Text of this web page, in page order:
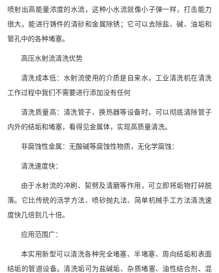
喷射出高能量浓度的水流，这种小水流就像小子弹一样，打击能力
很大。能进行铸件的清砂和金属除锈；它可以去除盐、碱、油垢和
管孔中的各种堵塞。
高压水射流清洗优势
清洗成本低：水射流使用的介质是自来水，工业清洗机在清洗
工作过程中我们不需要进行添加没有任何
清洗质量高：清洗管子、换热器等设备时，可以彻底清除管子
内外的结垢和堵塞，看得见金属体，实现高质量清洗。
非腐蚀性金属：无酸碱等腐蚀性物质，无化学腐蚀：
清洗速度快：
由于水射流的冲刷、契劈及清磨等作用，可立即将垢物打碎脱
落。它比传统的活学方法、喷砂抛丸法、简单机械手工方法清洗速
度快几倍到几十倍。
应用范围广：
本实用新型可以清洗各种完全堵塞、半堵塞、周向结垢和表面
结垢的管道设备。清洗垢可为盐碱垢、杂质堵塞、油性结合剂、混